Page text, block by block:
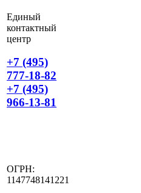
Единый
контактный
центр
+7 (495)
777-18-82
+7 (495)
966-13-81
ОГРН:
1147748141221